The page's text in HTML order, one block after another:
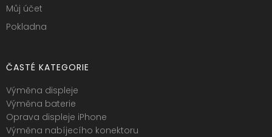
Můj účet
Pokladna
ČASTÉ KATEGORIE
Výměna displeje
Výměna baterie
Oprava displeje iPhone
Výměna nabíjecího konektoru